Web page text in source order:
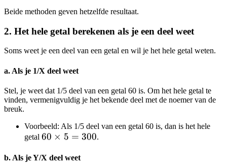
\times 60
= \frac{1
60}{5} =
Beide methoden geven hetzelfde resultaat.
2. Het hele getal berekenen als je een deel weet
Soms weet je een deel van een getal en wil je het hele getal weten.
a. Als je 1/X deel weet
Stel, je weet dat 1/5 deel van een getal 60 is. Om het hele getal te
vinden, vermenigvuldig je het bekende deel met de noemer van de
breuk.
Voorbeeld: Als 1/5 deel van een getal 60 is, dan is het hele
getal 60
5 =
60 × 5 = 300.
b. Als je Y/X deel weet